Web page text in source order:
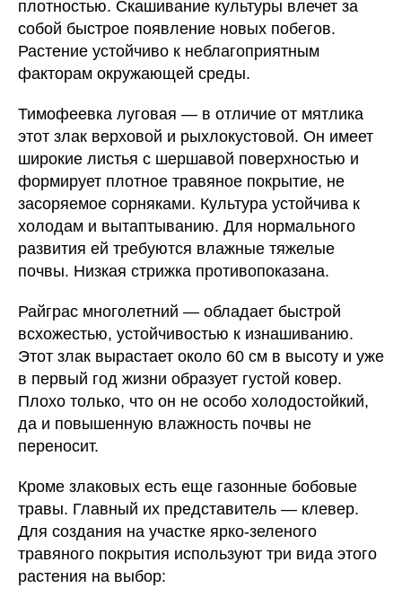
плотностью. Скашивание культуры влечет за
собой быстрое появление новых побегов.
Растение устойчиво к неблагоприятным
факторам окружающей среды.
Тимофеевка луговая — в отличие от мятлика
этот злак верховой и рыхлокустовой. Он имеет
широкие листья с шершавой поверхностью и
формирует плотное травяное покрытие, не
засоряемое сорняками. Культура устойчива к
холодам и вытаптыванию. Для нормального
развития ей требуются влажные тяжелые
почвы. Низкая стрижка противопоказана.
Райграс многолетний — обладает быстрой
всхожестью, устойчивостью к изнашиванию.
Этот злак вырастает около 60 см в высоту и уже
в первый год жизни образует густой ковер.
Плохо только, что он не особо холодостойкий,
да и повышенную влажность почвы не
переносит.
Кроме злаковых есть еще газонные бобовые
травы. Главный их представитель — клевер.
Для создания на участке ярко-зеленого
травяного покрытия используют три вида этого
растения на выбор: